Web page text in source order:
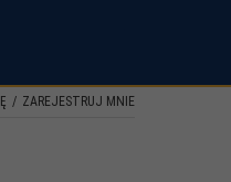
ZAREJESTRUJ MNIE